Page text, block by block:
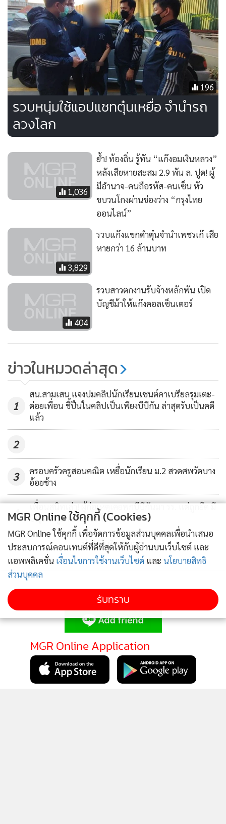
• กองทุนรวม
• Celeb Online
• Factcheck
ญี่ปุ่น
• News1
Gotomanager 196
รวบหนุ่มใช้แอปแชทตุ๋นเหยื่อ จำนำรถ
ลวงโลก
1,036
ย้ำ! ท้องถิ่น รู้ทัน “แก๊งอมเงินหลวง”
หลังเสียหายสะสม 2.9 พัน ล. ปูด! ผู้
มีอำนาจ-คนถือรหัส-คนเซ็น หัว
ขบวนโกงผ่านช่องว่าง “กรุงไทย
ออนไลน์”
3,829
รวบแก๊งแขกดำตุ๋นจำนำเพชรเก๊ เสีย
หายกว่า 16 ล้านบาท
404
รวบสาวตกงานรับจ้างหลักพัน เปิด
บัญชีม้าให้แก๊งคอลเซ็นเตอร์
ข่าวในหมวดล่าสุด
1
สน.สามเสน แจงปมคลิปนักเรียนเซนต์คาเบรียลรุมเตะ-
ต่อยเพื่อน ชี้ปืนในคลิปเป็นเพียงบีบีกัน ล่าสุดรับเป็นคดี
แล้ว
2
3
ครอบครัวครูสอนคณิต เหยื่อนักเรียน ม.2 สวดศพวัดบาง
อ้อยช้าง
4
เพื่อนสนิทเล่า! ผู้ก่อเหตุเคยพกบีบีกันมา รร. แต่ถูกยึด มี
ปัญหาครูภาษาไทยให้เกรด 0
ข่าวอื่นในหมวด
ติดตามข่าวสารผ่านทาง LINE
MGR Online Application
MGR Online ใช้คุกกี้ (Cookies)
MGR Online ใช้คุกกี้ เพื่อจัดการข้อมูลส่วนบุคคลเพื่อนำเสนอ
ประสบการณ์คอนเทนต์ที่ดีที่สุดให้กับผู้อ่านบนเว็บไซต์ และ
แอพพลิเคชั่น เงื่อนไขการใช้งานเว็บไซต์ และ นโยบายสิทธิ
ส่วนบุคคล
รับทราบ